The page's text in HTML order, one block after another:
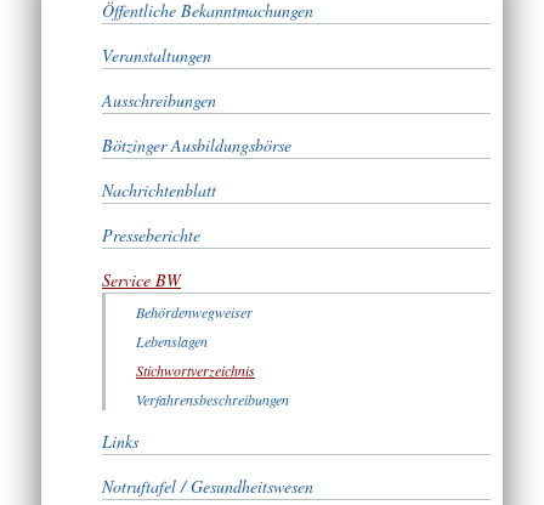
Öffentliche Bekanntmachungen
Veranstaltungen
Ausschreibungen
Bötzinger Ausbildungsbörse
Nachrichtenblatt
Presseberichte
Service BW
Behördenwegweiser
Lebenslagen
Stichwortverzeichnis
Verfahrensbeschreibungen
Links
Notruftafel / Gesundheitswesen